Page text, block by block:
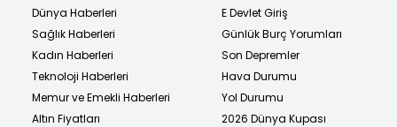
Dünya Haberleri
Sağlık Haberleri
Kadın Haberleri
Teknoloji Haberleri
Memur ve Emekli Haberleri
Altın Fiyatları
E Devlet Giriş
Günlük Burç Yorumları
Son Depremler
Hava Durumu
Yol Durumu
2026 Dünya Kupası